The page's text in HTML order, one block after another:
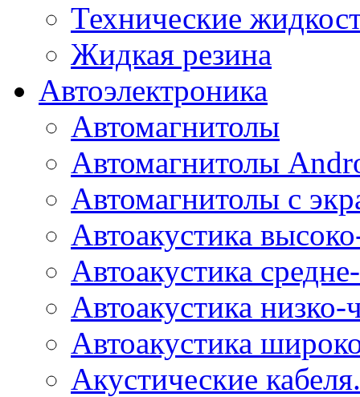
Технические
Жидкая резина
Автоэлектроника
Автомагнитолы
Автомагнитолы
Автомагнитолы с
Автоакустика
Автоакустика
Автоакустика низко-
Автоакустика
Акустические